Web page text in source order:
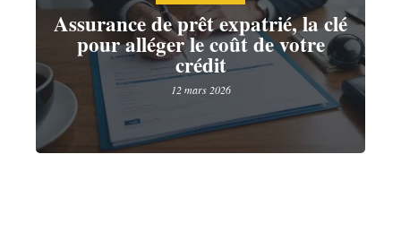
Assurance de prêt expatrié, la clé
pour alléger le coût de votre
crédit
12 mars 2026